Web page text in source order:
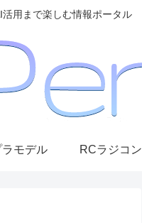
用まで楽しむ情報ポータル
ラモデル RCラジコン